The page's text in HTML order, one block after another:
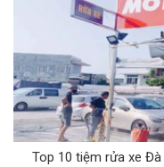
Top 10 tiệm rửa xe